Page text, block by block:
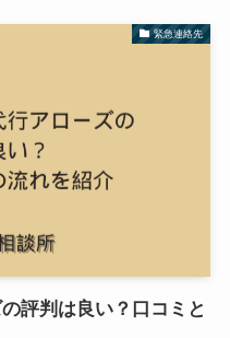
緊急連絡先
評判は良い？口コミと